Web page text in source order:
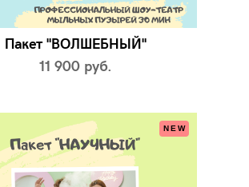
Пакет "ВОЛШЕБНЫЙ"
11 900 pуб.
NEW